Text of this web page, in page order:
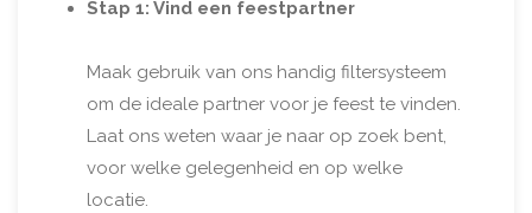
Stap 1: Vind een feestpartner
Maak gebruik van ons handig filtersysteem
om de ideale partner voor je feest te vinden.
Laat ons weten waar je naar op zoek bent,
voor welke gelegenheid en op welke
locatie.